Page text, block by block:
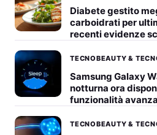
Diabete gestito
carboidrati per
recenti evidenze
TECNOBEAUTY &
Samsung Galaxy
notturna ora
funzionalità
TECNOBEAUTY &